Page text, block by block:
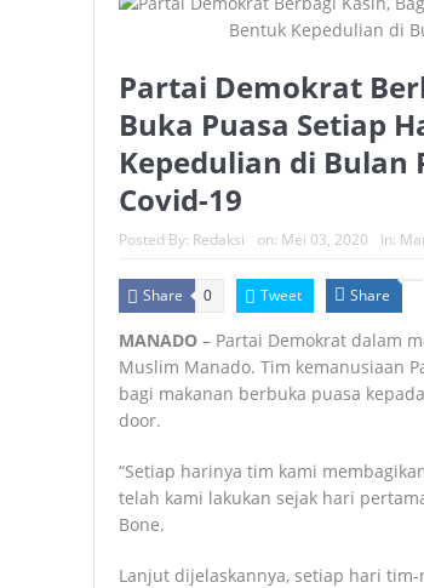
Partai Demokrat
Buka Puasa Setiap
Kepedulian di Bulan
Covid-19
Posted By: Redaksi on: Mei 03, 2020 In:
Share 0 Tweet Share
MANADO– Partai Demokrat dalam
Muslim Manado. Tim kemanusiaan
bagi makanan berbuka puasa
door.
“Setiap harinya tim kami
telah kami lakukan sejak hari
Bone.
Lanjut dijelaskannya, setiap hari